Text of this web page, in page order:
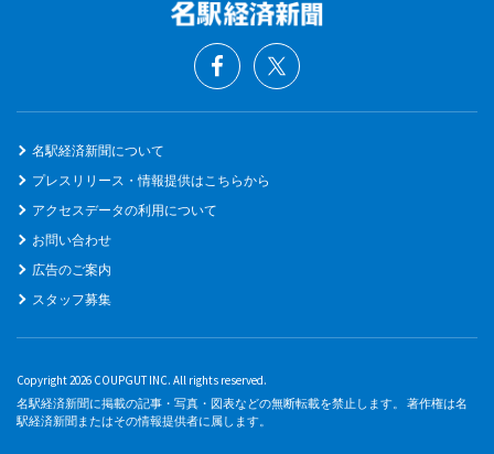
名駅経済新聞について
プレスリリース・情報提供はこちらから
アクセスデータの利用について
お問い合わせ
広告のご案内
スタッフ募集
Copyright 2026 COUPGUT INC. All rights reserved.
名駅経済新聞に掲載の記事・写真・図表などの無断転載を禁止します。 著作権は名
駅経済新聞またはその情報提供者に属します。